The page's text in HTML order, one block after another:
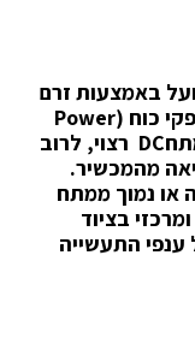
באמצעות זרם
ישר (DC), לכן חייבים להתקין בציוד ספקי כוח (Power
Supply) שתפקידם להמיר מתח AC למתחDC רצוי, לרוב
מהמכשיר.
או נמוך ממתח
בציוד
ענפי התעשייה